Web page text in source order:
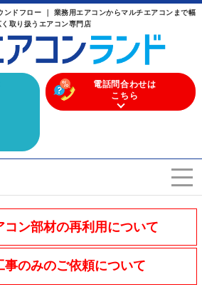
ンドフロー ｜ 業務用エアコンからマルチエアコンまで幅
く取り扱うエアコン専門店
電話問合わせは
こちら
エアコンを選ぶ
Airconditioner search
店舗案内
コン部材の再利用について
事のみのご依頼について